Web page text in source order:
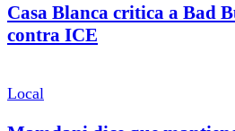
Casa Blanca critica a Bad
contra ICE
Local